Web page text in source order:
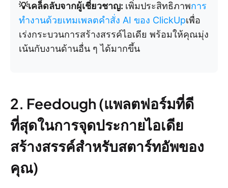
💡เคล็ดลับจากผู้เชี่ยวชาญ: เพิ่มประสิทธิภาพการ
ทำงานด้วยเทมเพลตคำสั่ง AI ของ ClickUpเพื่อ
เร่งกระบวนการสร้างสรรค์ไอเดีย พร้อมให้คุณมุ่ง
เน้นกับงานด้านอื่น ๆ ได้มากขึ้น
2. Feedough (แพลตฟอร์มที่ดี
ที่สุดในการจุดประกายไอเดีย
สร้างสรรค์สำหรับสตาร์ทอัพของ
คุณ)